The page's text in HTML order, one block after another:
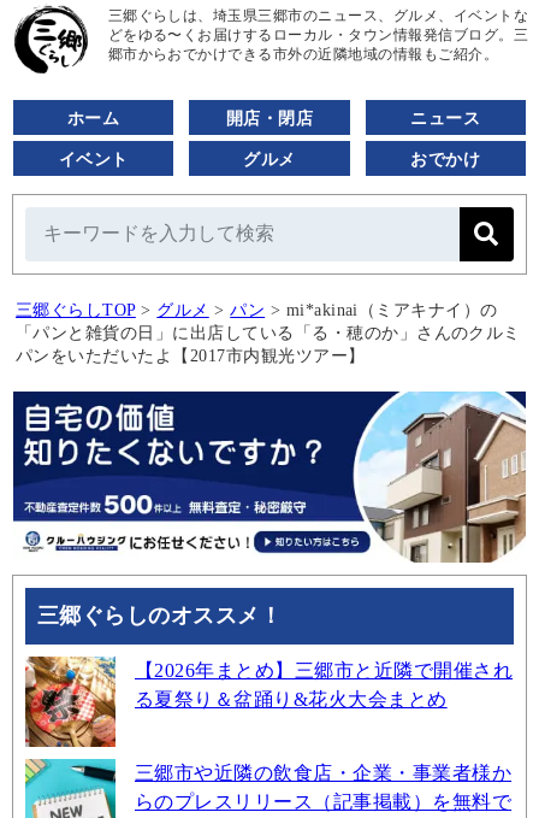
三郷ぐらしは、埼玉県三郷市のニュース、グルメ、イベントな
どをゆる〜くお届けするローカル・タウン情報発信ブログ。三
郷市からおでかけできる市外の近隣地域の情報もご紹介。
ホーム 開店・閉店 ニュース
イベント グルメ おでかけ
三郷ぐらしTOP > グルメ > パン > mi*akinai（ミアキナイ）の
「パンと雑貨の日」に出店している「る・穂のか」さんのクルミ
パンをいただいたよ【2017市内観光ツアー】
三郷ぐらしのオススメ！
【2026年まとめ】三郷市と近隣で開催され
る夏祭り＆盆踊り&花火大会まとめ
三郷市や近隣の飲食店・企業・事業者様か
らのプレスリリース（記事掲載）を無料で